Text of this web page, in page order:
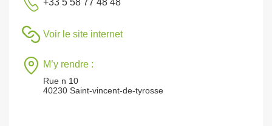
+33 5 58 77 48 48
Voir le site internet
M’y rendre :
Rue n 10
40230 Saint-vincent-de-tyrosse